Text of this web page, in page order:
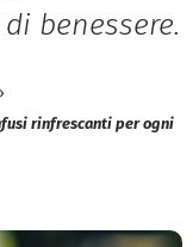
benessere.
rinfrescanti per ogni